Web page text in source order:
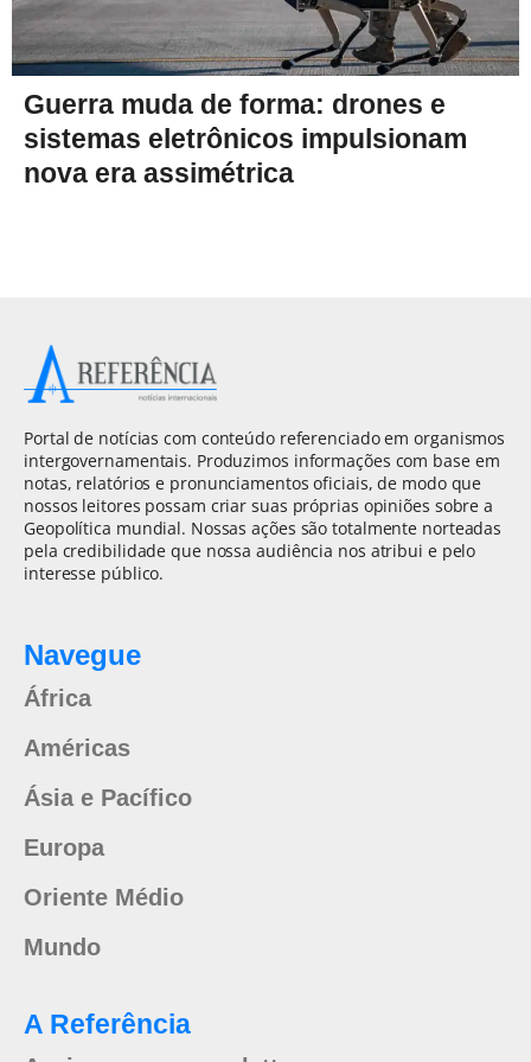
Guerra muda de forma: drones e
sistemas eletrônicos impulsionam
nova era assimétrica
Portal de notícias com conteúdo referenciado em organismos
intergovernamentais. Produzimos informações com base em
notas, relatórios e pronunciamentos oficiais, de modo que
nossos leitores possam criar suas próprias opiniões sobre a
Geopolítica mundial. Nossas ações são totalmente norteadas
pela credibilidade que nossa audiência nos atribui e pelo
interesse público.
Navegue
África
Américas
Ásia e Pacífico
Europa
Oriente Médio
Mundo
A Referência